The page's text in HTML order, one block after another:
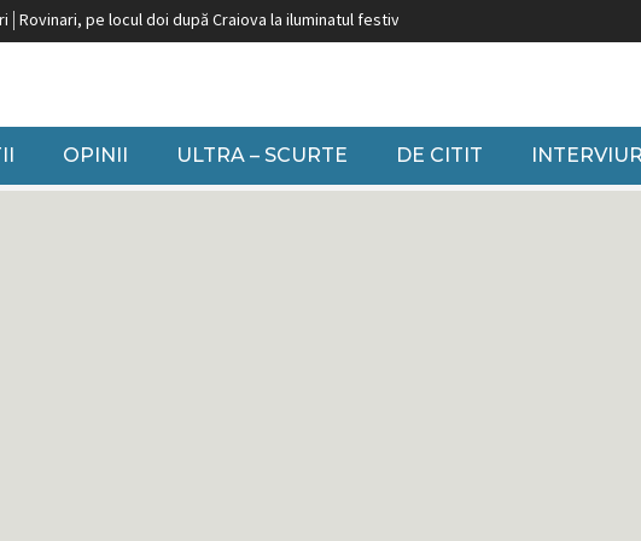
după Craiova la iluminatul festiv Burduja: ”Nu putem să închidem grupuri pe cărbune
OPINII ULTRA – SCURTE DE CITIT